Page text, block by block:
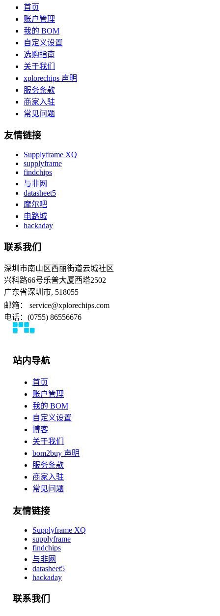
首页
账户管理
我的 BOM
自定义设置
选购指南
关于我们
xplorechips 声明
服务条款
商家入驻
常见问题
友情链接
Supplyframe XQ
supplyframe
findchips
与非网
datasheet5
摩尔吧
电路城
hackaday
联系我们
深圳市南山区西丽街道云城社区
兴科路66号乐普大厦西塔2502
广东省深圳市, 518055
邮箱： service@xplorechips.com
电话：(0755) 86556676
站内导航
首页
账户管理
我的 BOM
自定义设置
博客
关于我们
bom2buy 声明
服务条款
商家入驻
常见问题
友情链接
Supplyframe XQ
supplyframe
findchips
与非网
datasheet5
hackaday
联系我们